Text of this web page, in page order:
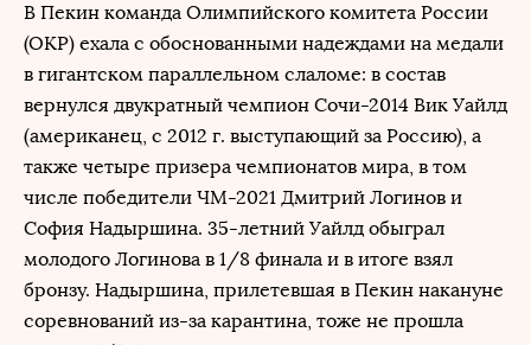
В Пекин команда Олимпийского комитета России
(ОКР) ехала с обоснованными надеждами на медали
в гигантском параллельном слаломе: в состав
вернулся двукратный чемпион Сочи-2014 Вик Уайлд
(американец, с 2012 г. выступающий за Россию), а
также четыре призера чемпионатов мира, в том
числе победители ЧМ-2021 Дмитрий Логинов и
София Надыршина. 35-летний Уайлд обыграл
молодого Логинова в 1/8 финала и в итоге взял
бронзу. Надыршина, прилетевшая в Пекин накануне
соревнований из-за карантина, тоже не прошла